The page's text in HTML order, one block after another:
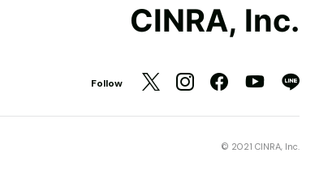
CINRA, Inc.
Follow
© 2021 CINRA, Inc.